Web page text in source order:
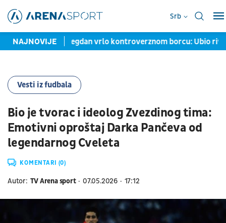
Srb
NAJNOVIJE
ide na megdan vrlo kontroverznom borcu: Ubio rivala u
Vesti iz fudbala
Bio je tvorac i ideolog Zvezdinog tima:
Emotivni oproštaj Darka Pančeva od
legendarnog Cveleta
KOMENTARI (0)
Autor: TV Arena sport 07.05.2026 17:12